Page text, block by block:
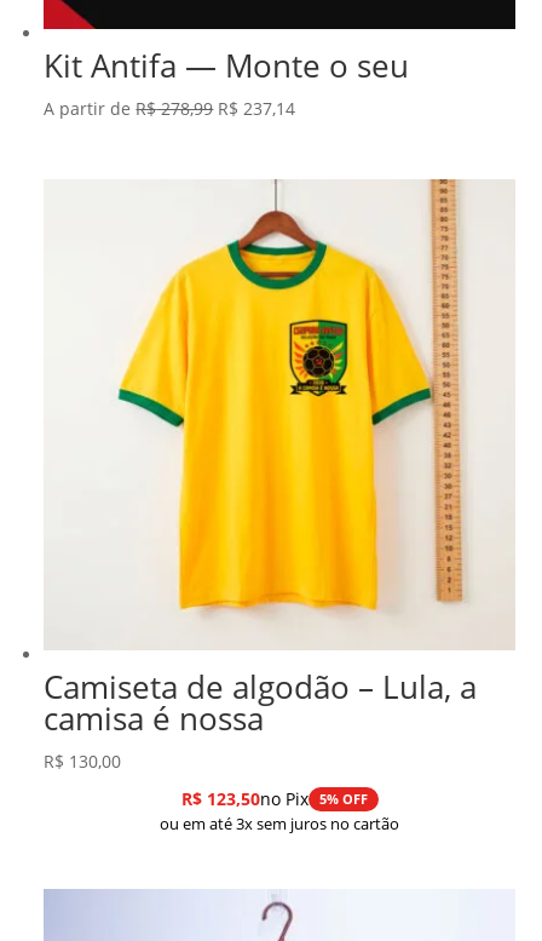
Kit Antifa — Monte o seu
A partir deR$278,99 O
R$ 278,99.
R$ 237,14O
R$ 237,14.
Camiseta de algodão – Lula, a
camisa é nossa
R$ 130,00
R$123,50no Pix 5% OFF
ou em até 3x sem juros no cartão